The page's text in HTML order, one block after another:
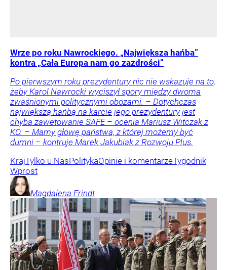
Wrze po roku Nawrockiego. „Największa hańba”
kontra „Cała Europa nam go zazdrości”
Po pierwszym roku prezydentury nic nie wskazuje na to,
żeby Karol Nawrocki wyciszył spory między dwoma
zwaśnionymi politycznymi obozami. – Dotychczas
największą hańbą na karcie jego prezydentury jest
chyba zawetowanie SAFE – ocenia Mariusz Witczak z
KO. – Mamy głowę państwa, z której możemy być
dumni – kontruje Marek Jakubiak z Rozwoju Plus.
KrajTylko u NasPolitykaOpinie i komentarzeTygodnik
Wprost
Magdalena Frindt